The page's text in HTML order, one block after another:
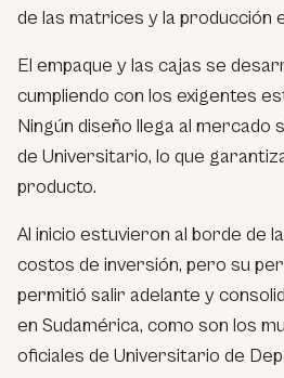
de las matrices y la producción
El empaque y las cajas se
cumpliendo con los exigentes
Ningún diseño llega al mercado
de Universitario, lo que
producto.
Al inicio estuvieron al borde de
costos de inversión, pero su
permitió salir adelante y
en Sudamérica, como son los
oficiales de Universitario de